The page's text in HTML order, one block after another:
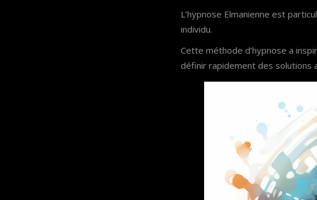
L’hypnose Elmanienne est
individu.
Cette méthode d’hypnose a
définir rapidement des solutions